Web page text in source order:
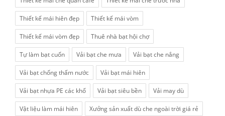
Thiết kế mái hiên đẹp Thiết kế mái vòm
Thiết kế mái vòm đẹp Thuê nhà bạt hội chợ
Tự làm bạt cuốn Vải bạt che mưa Vải bạt che nắng
Vải bạt chống thấm nước Vải bạt mái hiên
Vải bạt nhựa PE các khổ Vải bạt siêu bền Vải may dù
Vật liệu làm mái hiên Xưởng sản xuất dù che ngoài trời giá rẻ